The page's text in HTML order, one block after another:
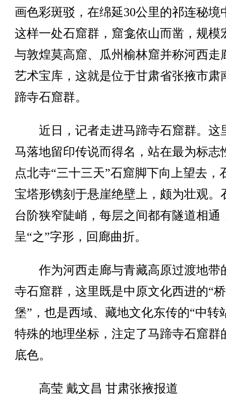
画色彩斑驳，在绵延30公里的祁连秘境
这样一处石窟群，窟龛依山而凿，规模
与敦煌莫高窟、瓜州榆林窟并称河西走
艺术宝库，这就是位于甘肃省张掖市肃
蹄寺石窟群。
近日，记者走进马蹄寺石窟群。这
马落地留印传说而得名，站在最为标志
点北寺“三十三天”石窟脚下向上望去，
宝塔形镌刻于悬崖绝壁上，颇为壮观。
台阶狭窄陡峭，每层之间都有隧道相通
呈“之”字形，回廊曲折。
作为河西走廊与青藏高原过渡地带
寺石窟群，这里既是中原文化西进的“
堡”，也是西域、藏地文化东传的“中转
特殊的地理坐标，注定了马蹄寺石窟群
底色。
高莹 戴文昌 甘肃张掖报道